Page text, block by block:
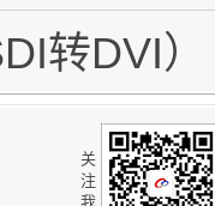
转DVI）
关
注
我